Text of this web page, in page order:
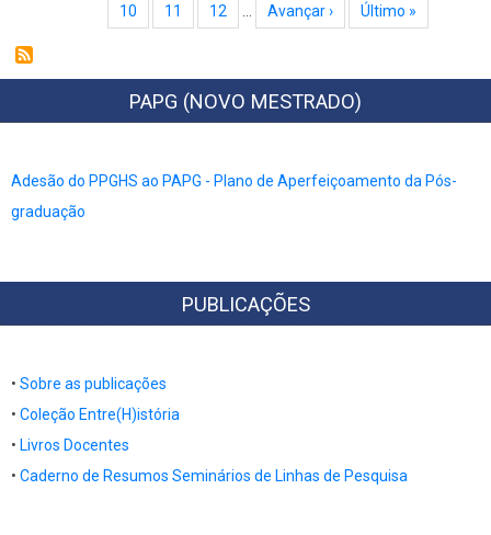
Bloco
10 Bloco
11 Bloco
12 Próxima página
Avançar › Última página
Último »
PAPG (NOVO MESTRADO)
Adesão do PPGHS ao PAPG - Plano de Aperfeiçoamento da Pós-
graduação
PUBLICAÇÕES
• Sobre as publicações
• Coleção Entre(H)istória
• Livros Docentes
​​​​​​​•​​​​​​​ Caderno de Resumos Seminários de Linhas de Pesquisa